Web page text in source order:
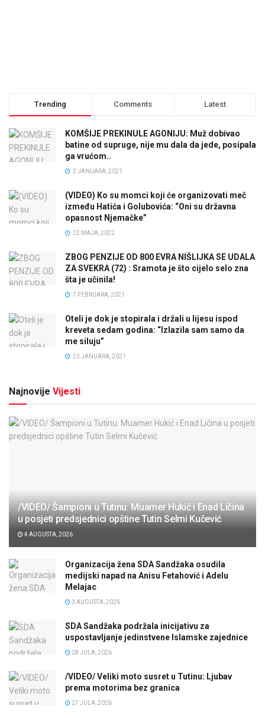
Trending Comments Latest
KOMŠIJE PREKINULE AGONIJU: Muž dobivao
batine od supruge, nije mu dala da jede, posipala
ga vrućom..
2 JANUARA, 2021
(VIDEO) Ko su momci koji će organizovati meč
između Hatića i Golubovića: “Oni su državna
opasnost Njemačke”
22 MAJA, 2022
ZBOG PENZIJE OD 800 EVRA NIŠLIJKA SE UDALA
ZA SVEKRA (72) : Sramota je što cijelo selo zna
šta je učinila!
7 FEBRUARA, 2021
Oteli je dok je stopirala i držali u lijesu ispod
kreveta sedam godina: “Izlazila sam samo da
me siluju”
23 JANUARA, 2021
Najnovije Vijesti
/VIDEO/ Šampioni u Tutinu: Muamer Hukić i Enad Ličina
u posjeti predsjednici opštine Tutin Selmi Kučević
4 AUGUSTA, 2026
Organizacija žena SDA Sandžaka osudila
medijski napad na Anisu Fetahović i Adelu
Melajac
3 AUGUSTA, 2026
SDA Sandžaka podržala inicijativu za
uspostavljanje jedinstvene Islamske zajednice
28 JULA, 2026
/VIDEO/ Veliki moto susret u Tutinu: Ljubav
prema motorima bez granica
27 JULA, 2026